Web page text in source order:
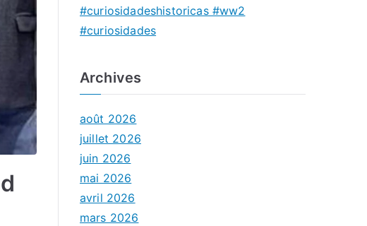
#curiosidadeshistoricas #ww2
#curiosidades
Archives
août 2026
juillet 2026
juin 2026
mai 2026
avril 2026
mars 2026